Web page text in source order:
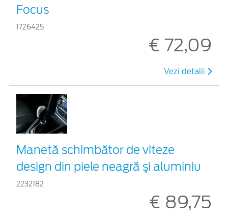
Focus
1726425
€ 72,09
Vezi detalii
Manetă schimbător de viteze
design din piele neagră şi aluminiu
2232182
€ 89,75